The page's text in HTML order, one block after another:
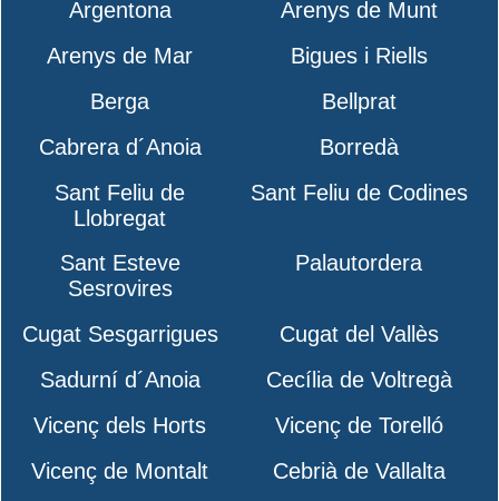
Argentona
Arenys de Munt
Arenys de Mar
Bigues i Riells
Berga
Bellprat
Cabrera d´Anoia
Borredà
Sant Feliu de
Llobregat
Sant Feliu de Codines
Sant Esteve
Sesrovires
Palautordera
Cugat Sesgarrigues
Cugat del Vallès
Sadurní d´Anoia
Cecília de Voltregà
Vicenç dels Horts
Vicenç de Torelló
Vicenç de Montalt
Cebrià de Vallalta